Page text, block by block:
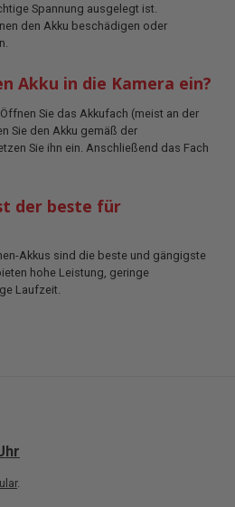
Spannung ausgelegt ist.
den Akku beschädigen oder
Akku in die Kamera ein?
Sie das Akkufach (meist an der
Sie den Akku gemäß der
Sie ihn ein. Anschließend das Fach
der beste für
Akkus sind die beste und gängigste
hohe Leistung, geringe
Laufzeit.
.